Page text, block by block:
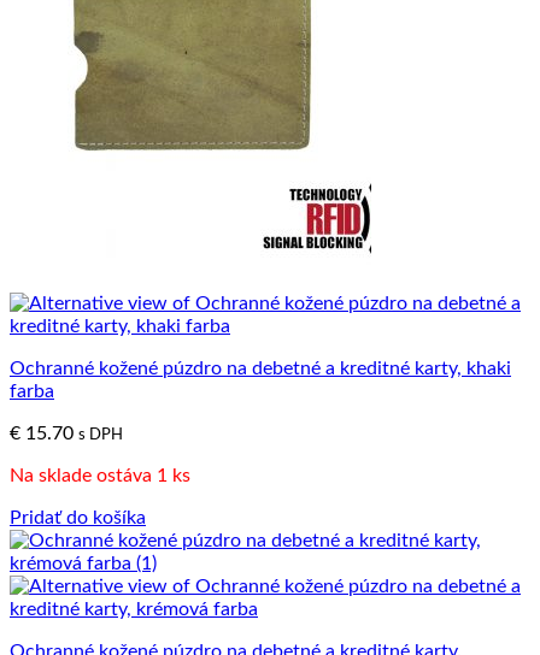
Ochranné kožené púzdro na debetné a kreditné karty, khaki
farba
€ 15.70 s DPH
Na sklade ostáva 1 ks
Pridať do košíka
Ochranné kožené púzdro na debetné a kreditné karty,